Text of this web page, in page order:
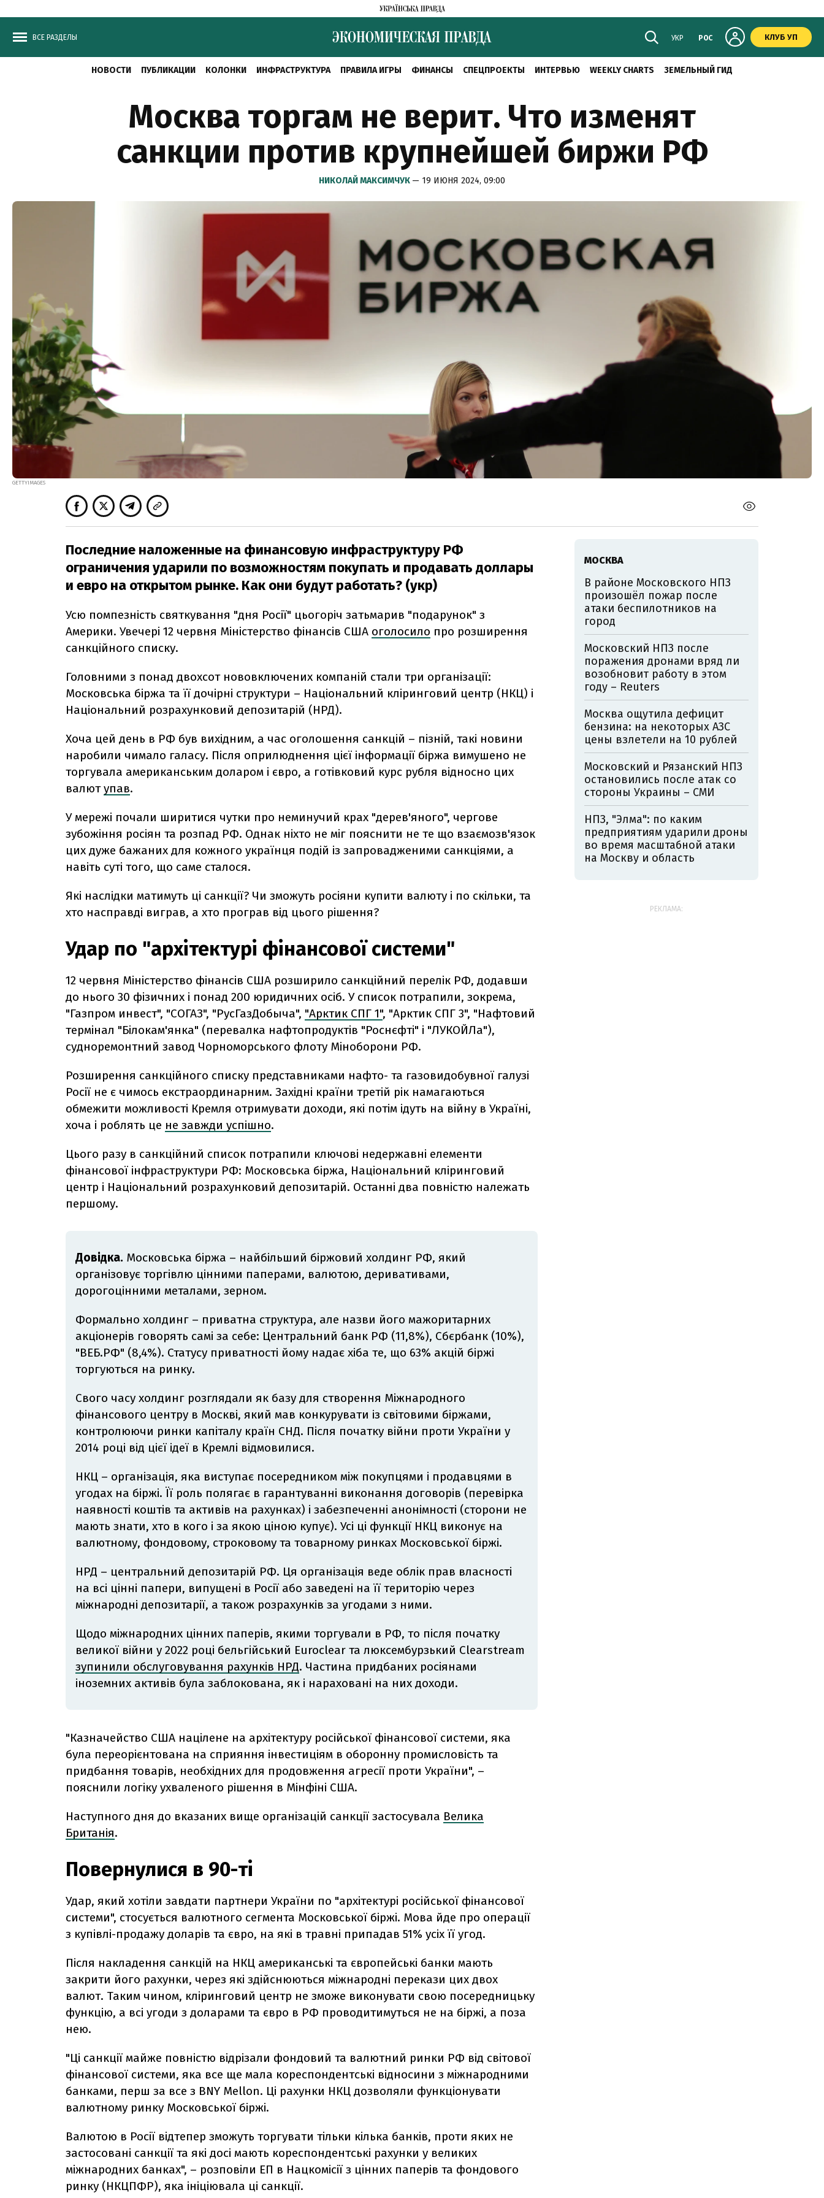
ВСЕ РАЗДЕЛЫ УКР РОС КЛУБ УП
НОВОСТИ ПУБЛИКАЦИИ КОЛОНКИ ИНФРАСТРУКТУРА ПРАВИЛА ИГРЫ ФИНАНСЫ СПЕЦПРОЕКТЫ ИНТЕРВЬЮ WEEKLY CHARTS ЗЕМЕЛЬНЫЙ ГИД
Москва торгам не верит. Что изменят
санкции против крупнейшей биржи РФ
НИКОЛАЙ МАКСИМЧУК — 19 ИЮНЯ 2024, 09:00
GETTYIMAGES
Последние наложенные на финансовую инфраструктуру РФ
ограничения ударили по возможностям покупать и продавать доллары
и евро на открытом рынке. Как они будут работать? (укр)
Усю помпезність святкування "дня Росії" цьогоріч затьмарив "подарунок" з
Америки. Увечері 12 червня Міністерство фінансів США оголосило про розширення
санкційного списку.
Головними з понад двохсот нововключених компаній стали три організації:
Московська біржа та її дочірні структури – Національний кліринговий центр (НКЦ) і
Національний розрахунковий депозитарій (НРД).
Хоча цей день в РФ був вихідним, а час оголошення санкцій – пізній, такі новини
наробили чимало галасу. Після оприлюднення цієї інформації біржа вимушено не
торгувала американським доларом і євро, а готівковий курс рубля відносно цих
валютупав.
У мережі почали ширитися чутки про неминучий крах "дерев'яного", чергове
зубожіння росіян та розпад РФ. Однак ніхто не міг пояснити не те що взаємозв'язок
цих дуже бажаних для кожного українця подій із запровадженими санкціями, а
навіть суті того, що саме сталося.
Які наслідки матимуть ці санкції? Чи зможуть росіяни купити валюту і по скільки, та
хто насправді виграв, а хто програв від цього рішення?
Удар по "архітектурі фінансової системи"
12 червня Міністерство фінансів США розширило санкційний перелік РФ, додавши
до нього 30 фізичних і понад 200 юридичних осіб. У список потрапили, зокрема,
"Газпром инвест", "СОГАЗ", "РусГазДобыча", "Арктик СПГ 1", "Арктик СПГ 3", "Нафтовий
термінал "Білокам'янка" (перевалка нафтопродуктів "Роснєфті" і "ЛУКОЙЛа"),
судноремонтний завод Чорноморського флоту Міноборони РФ.
Розширення санкційного списку представниками нафто- та газовидобувної галузі
Росії не є чимось екстраординарним. Західні країни третій рік намагаються
обмежити можливості Кремля отримувати доходи, які потім ідуть на війну в Україні,
хоча і роблять це не завжди успішно.
Цього разу в санкційний список потрапили ключові недержавні елементи
фінансової інфраструктури РФ: Московська біржа, Національний кліринговий
центр і Національний розрахунковий депозитарій. Останні два повністю належать
першому.
Довідка. Московська біржа – найбільший біржовий холдинг РФ, який
організовує торгівлю цінними паперами, валютою, деривативами,
дорогоцінними металами, зерном.
Формально холдинг – приватна структура, але назви його мажоритарних
акціонерів говорять самі за себе: Центральний банк РФ (11,8%), Сбєрбанк (10%),
"ВЕБ.РФ" (8,4%). Статусу приватності йому надає хіба те, що 63% акцій біржі
торгуються на ринку.
Свого часу холдинг розглядали як базу для створення Міжнародного
фінансового центру в Москві, який мав конкурувати із світовими біржами,
контролюючи ринки капіталу країн СНД. Після початку війни проти України у
2014 році від цієї ідеї в Кремлі відмовилися.
НКЦ – організація, яка виступає посередником між покупцями і продавцями в
угодах на біржі. Її роль полягає в гарантуванні виконання договорів (перевірка
наявності коштів та активів на рахунках) і забезпеченні анонімності (сторони не
мають знати, хто в кого і за якою ціною купує). Усі ці функції НКЦ виконує на
валютному, фондовому, строковому та товарному ринках Московської біржі.
НРД – центральний депозитарій РФ. Ця організація веде облік прав власності
на всі цінні папери, випущені в Росії або заведені на її територію через
міжнародні депозитарії, а також розрахунків за угодами з ними.
Щодо міжнародних цінних паперів, якими торгували в РФ, то після початку
великої війни у 2022 році бельгійський Euroclear та люксембурзький Clearstream
зупинили обслуговування рахунків НРД. Частина придбаних росіянами
іноземних активів була заблокована, як і нараховані на них доходи.
"Казначейство США націлене на архітектуру російської фінансової системи, яка
була переорієнтована на сприяння інвестиціям в оборонну промисловість та
придбання товарів, необхідних для продовження агресії проти України", –
пояснили логіку ухваленого рішення в Мінфіні США.
Наступного дня до вказаних вище організацій санкції застосувала Велика
Британія.
Повернулися в 90-ті
Удар, який хотіли завдати партнери України по "архітектурі російської фінансової
системи", стосується валютного сегмента Московської біржі. Мова йде про операції
з купівлі-продажу доларів та євро, на які в травні припадав 51% усіх її угод.
Після накладення санкцій на НКЦ американські та європейські банки мають
закрити його рахунки, через які здійснюються міжнародні перекази цих двох
валют. Таким чином, кліринговий центр не зможе виконувати свою посередницьку
функцію, а всі угоди з доларами та євро в РФ проводитимуться не на біржі, а поза
нею.
"Ці санкції майже повністю відрізали фондовий та валютний ринки РФ від світової
фінансової системи, яка все ще мала кореспондентські відносини з міжнародними
банками, перш за все з BNY Mellon. Ці рахунки НКЦ дозволяли функціонувати
валютному ринку Московської біржі.
Валютою в Росії відтепер зможуть торгувати тільки кілька банків, проти яких не
застосовані санкції та які досі мають кореспондентські рахунки у великих
міжнародних банках", – розповіли ЕП в Нацкомісії з цінних паперів та фондового
ринку (НКЦПФР), яка ініціювала ці санкції.
МОСКВА
В районе Московского НПЗ
произошёл пожар после
атаки беспилотников на
город
Московский НПЗ после
поражения дронами вряд ли
возобновит работу в этом
году – Reuters
Москва ощутила дефицит
бензина: на некоторых АЗС
цены взлетели на 10 рублей
Московский и Рязанский НПЗ
остановились после атак со
стороны Украины – СМИ
НПЗ, "Элма": по каким
предприятиям ударили дроны
во время масштабной атаки
на Москву и область
РЕКЛАМА: